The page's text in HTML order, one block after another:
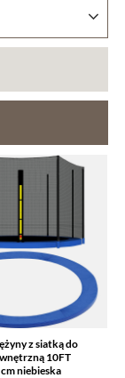
z siatką do
10FT
niebieska